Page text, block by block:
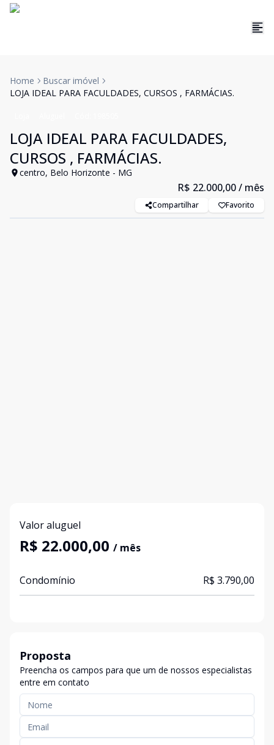
Home
Buscar imóvel
LOJA IDEAL PARA FACULDADES, CURSOS , FARMÁCIAS.
LOJA IDEAL PARA FACULDADES,
CURSOS , FARMÁCIAS.
centro, Belo Horizonte - MG
R$ 22.000,00/ mês
Compartilhar Favorito
Valor aluguel
R$ 22.000,00 / mês
Condomínio R$ 3.790,00
Proposta
Preencha os campos para que um de nossos especialistas
entre em contato